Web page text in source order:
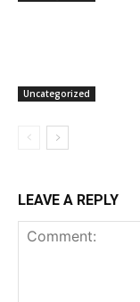
Uncategorized
LEAVE A REPLY